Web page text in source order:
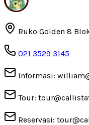
Ruko Golden 8
021 3529 3145
Informasi:
Tour:
Reservasi: